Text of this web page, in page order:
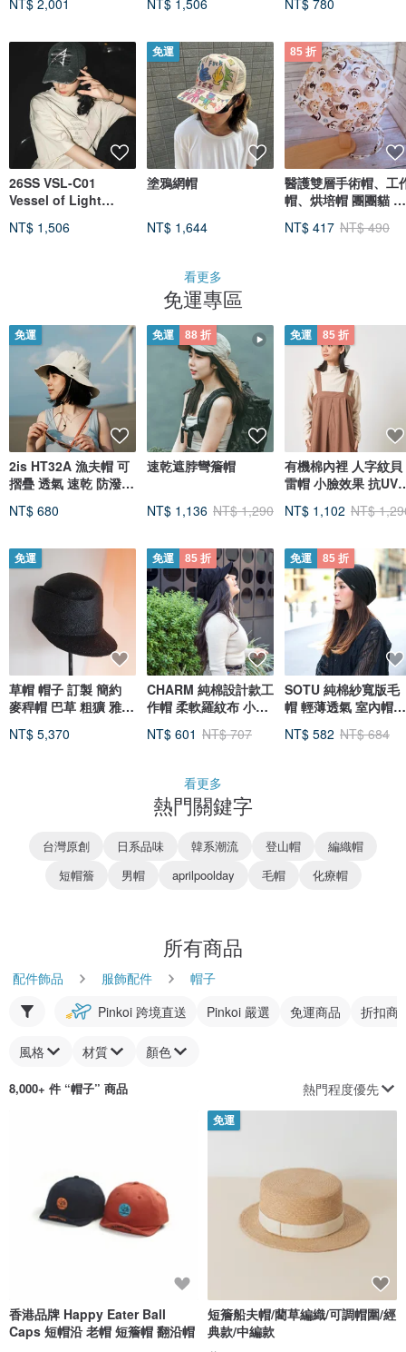
NT$ 2,001
26SS VSL-C01
Vessel of Light
Cap-水洗黑
NT$ 1,506
Cap-水洗紅
NT$ 1,506
免運
塗鴉網帽
NT$ 1,644
NT$ 780
85 折
醫護雙層手術帽、工
帽、烘培帽 團團貓 薄
NT$ 417 NT$ 490
看更多
免運專區
免運
2is HT32A 漁夫帽 可
摺疊 透氣 速乾 防潑水
NT$ 680
免運
草帽 帽子 訂製 簡約
麥稈帽 巴草 粗獷 雅緻
NT$ 5,370
免運 88 折
速乾遮脖彎簷帽
NT$ 1,136 NT$ 1,290
免運 85 折
CHARM 純棉設計款工
作帽 柔軟羅紋布 小臉
NT$ 601 NT$ 707
免運 85 折
有機棉內裡 人字紋貝
雷帽 小臉效果 抗UV
NT$ 1,102 NT$
免運 85 折
SOTU 純棉紗寬版毛
帽 輕薄透氣 室內帽
NT$ 582 NT$ 684
看更多
熱門關鍵字
台灣原創 日系品味 韓系潮流 登山帽
編織帽
短帽簷
男帽 aprilpoolday 毛帽 化療帽
所有商品
配件飾品 服飾配件
帽子
Pinkoi 跨境直送
Pinkoi 嚴選 免運商品 折扣商
風格 材質 顏色
8,000+ 件 “帽子” 商品 熱門程度優先
香港品牌 Happy Eater Ball
Caps 短帽沿 老帽 短簷帽 翻沿帽
免運
短簷船夫帽/藺草編織/可調帽圍/經
典款/中編款